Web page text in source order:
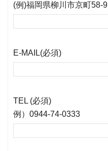
(例)福岡県柳川市京町58-9
E-MAIL(必須)
TEL (必須)
例）0944-74-0333